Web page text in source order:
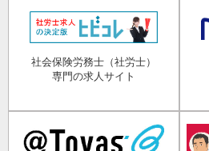
社会保険労務士（社労士）
専門の求人サイト